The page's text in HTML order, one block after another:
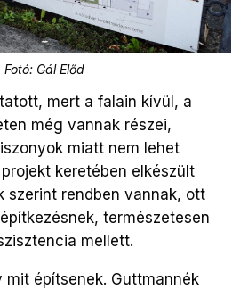
Gál Előd
mert a falain kívül, a
még vannak részei,
miatt nem lehet
keretében elkészült
szerint rendben vannak, ott
természetesen
mellett.
mit építsenek. Guttmannék